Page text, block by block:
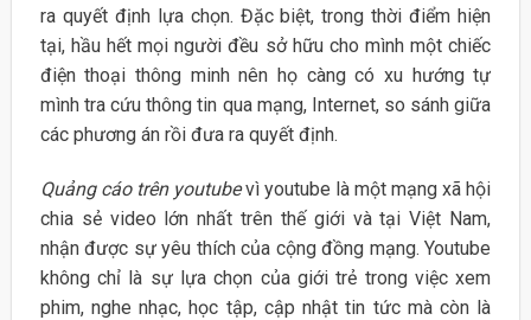
ra quyết định lựa chọn. Đặc biệt, trong thời điểm hiện
tại, hầu hết mọi người đều sở hữu cho mình một chiếc
điện thoại thông minh nên họ càng có xu hướng tự
mình tra cứu thông tin qua mạng, Internet, so sánh giữa
các phương án rồi đưa ra quyết định.
Quảng cáo trên youtubevì youtube là một mạng xã hội
chia sẻ video lớn nhất trên thế giới và tại Việt Nam,
nhận được sự yêu thích của cộng đồng mạng. Youtube
không chỉ là sự lựa chọn của giới trẻ trong việc xem
phim, nghe nhạc, học tập, cập nhật tin tức mà còn là